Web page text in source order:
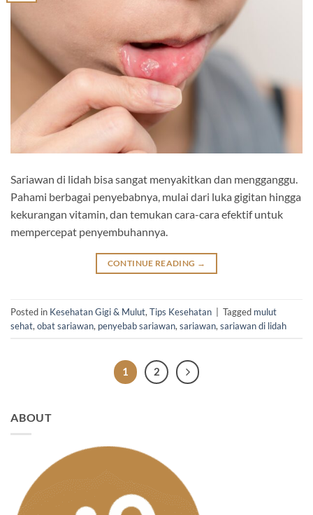
Sariawan di lidah bisa sangat menyakitkan dan mengganggu.
Pahami berbagai penyebabnya, mulai dari luka gigitan hingga
kekurangan vitamin, dan temukan cara-cara efektif untuk
mempercepat penyembuhannya.
CONTINUE READING →
Posted in Kesehatan Gigi & Mulut, Tips Kesehatan Tagged mulut
sehat, obat sariawan, penyebab sariawan, sariawan, sariawan di lidah
1 2
ABOUT